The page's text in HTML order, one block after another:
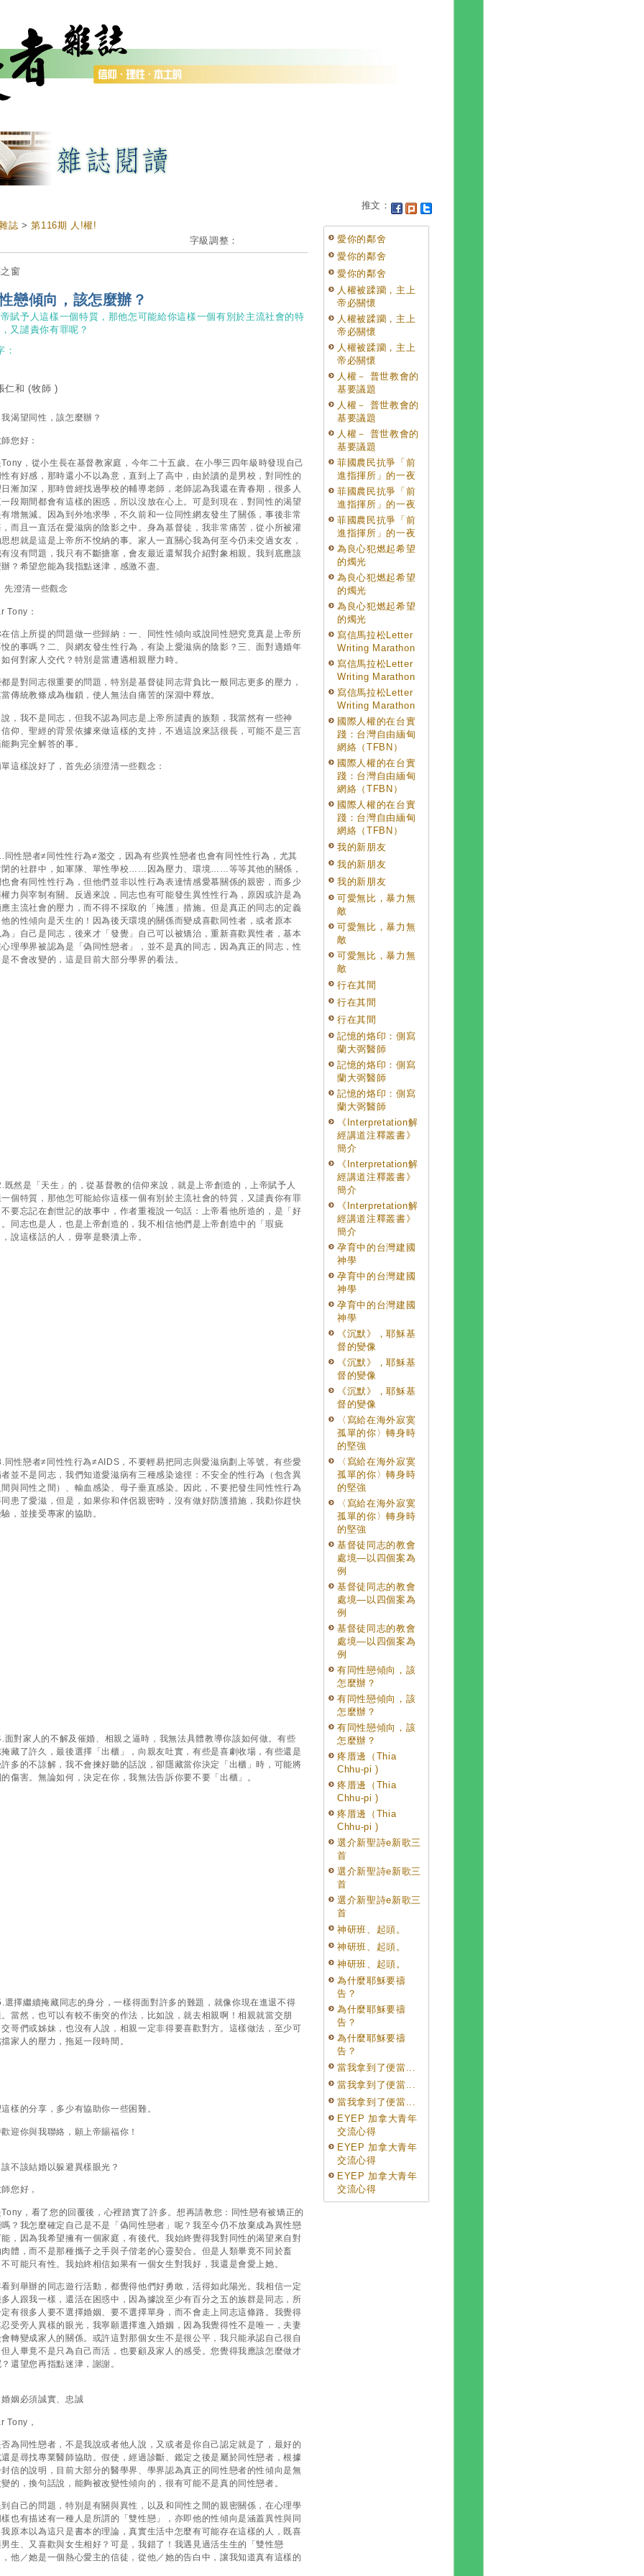
推文：
誌 >第116期 人!權!
字級調整：
窗
戀傾向，該怎麼辦？
賦予人這樣一個特質，那他怎可能給你這樣一個有別於主流社會的特
又譴責你有罪呢？
：
仁和(牧師 )
我渴望同性，該怎麼辦？
您好：
，從小生長在基督教家庭，今年二十五歲。在小學三四年級時發現自己
有好感，那時還小不以為意，直到上了高中，由於讀的是男校，對同性的
漸加深，那時曾經找過學校的輔導老師，老師認為我還在青春期，很多人
段期間都會有這樣的困惑，所以沒放在心上。可是到現在，對同性的渴望
增無減。因為到外地求學，不久前和一位同性網友發生了關係，事後非常
而且一直活在愛滋病的陰影之中。身為基督徒，我非常痛苦，從小所被灌
想就是這是上帝所不悅納的事。家人一直關心我為何至今仍未交過女友，
有沒有問題，我只有不斷搪塞，會友最近還幫我介紹對象相親。我到底應該
？希望您能為我指點迷津，感激不盡。
先澄清一些觀念
Tony：
信上所提的問題做一些歸納：一、同性性傾向或說同性戀究竟真是上帝所
的事嗎？二、與網友發生性行為，有染上愛滋病的陰影？三、面對適婚年
何對家人交代？特別是當遭遇相親壓力時。
是對同志很重要的問題，特別是基督徒同志背負比一般同志更多的壓力，
傳統教條成為枷鎖，使人無法自痛苦的深淵中釋放。
，我不是同志，但我不認為同志是上帝所譴責的族類，我當然有一些神
仰、聖經的背景依據來做這樣的支持，不過這說來話很長，可能不是三言
夠完全解答的事。
這樣說好了，首先必須澄清一些觀念：
同性戀者≠同性性行為≠濫交，因為有些異性戀者也會有同性性行為，尤其
閉的社群中，如軍隊、單性學校……因為壓力、環境……等等其他的關係，
會有同性性行為，但他們並非以性行為表達情感愛慕關係的親密，而多少
力與宰制有關。反過來說，同志也有可能發生異性性行為，原因或許是為
應主流社會的壓力，而不得不採取的「掩護」措施。但是真正的同志的定義
的性傾向是天生的！因為後天環境的關係而變成喜歡同性者，或者原本
為」自己是同志，後來才「發覺」自己可以被矯治，重新喜歡異性者，基本
理學界被認為是「偽同性戀者」，並不是真的同志，因為真正的同志，性
不會改變的，這是目前大部分學界的看法。
既然是「天生」的，從基督教的信仰來說，就是上帝創造的，上帝賦予人
個特質，那他怎可能給你這樣一個有別於主流社會的特質，又譴責你有罪
要忘記在創世記的故事中，作者重複說一句話：上帝看他所造的，是「好
同志也是人，也是上帝創造的，我不相信他們是上帝創造中的「瑕疵
說這樣話的人，毋寧是褻瀆上帝。
同性戀者≠同性性行為≠AIDS，不要輕易把同志與愛滋病劃上等號。有些愛
並不是同志，我們知道愛滋病有三種感染途徑：不安全的性行為（包含異
與同性之間）、輸血感染、母子垂直感染。因此，不要把發生同性性行為
患了愛滋，但是，如果你和伴侶親密時，沒有做好防護措施，我勸你趕快
，並接受專家的協助。
面對家人的不解及催婚、相親之逼時，我無法具體教導你該如何做。有些
掩藏了許久，最後選擇「出櫃」，向親友吐實，有些是喜劇收場，有些還是
多的不諒解，我不會揀好聽的話說，卻隱藏當你決定「出櫃」時，可能將
傷害。無論如何，決定在你，我無法告訴你要不要「出櫃」。
選擇繼續掩藏同志的身分，一樣得面對許多的難題，就像你現在進退不得
當然，也可以有較不衝突的作法，比如說，就去相親啊！相親就當交朋
哥們或姊妹，也沒有人說，相親一定非得要喜歡對方。這樣做法，至少可
擋家人的壓力，拖延一段時間。
樣的分享，多少有協助你一些困難。
迎你與我聯絡，願上帝賜福你！
該不該結婚以躲避異樣眼光？
您好，
，看了您的回覆後，心裡踏實了許多。想再請教您：同性戀有被矯正的
？我怎麼確定自己是不是「偽同性戀者」呢？我至今仍不放棄成為異性戀
，因為我希望擁有一個家庭，有後代。我始終覺得我對同性的渴望來自對
體，而不是那種攜子之手與子偕老的心靈契合。但是人類畢竟不同於畜
可能只有性。我始終相信如果有一個女生對我好，我還是會愛上她。
到舉辦的同志遊行活動，都覺得他們好勇敢，活得如此陽光。我相信一定
人跟我一樣，還活在困惑中，因為據說至少有百分之五的族群是同志，所
定有很多人要不選擇婚姻、要不選擇單身，而不會走上同志這條路。我覺得
受旁人異樣的眼光，我寧願選擇進入婚姻，因為我覺得性不是唯一，夫妻
轉變成家人的關係。或許這對那個女生不是很公平，我只能承認自己很自
人畢竟不是只為自己而活，也要顧及家人的感受。您覺得我應該怎麼做才
？還望您再指點迷津，謝謝。
姻必須誠實、忠誠
Tony，
為同性戀者，不是我說或者他人說，又或者是你自己認定就是了，最好的
是尋找專業醫師協助。假使，經過診斷、鑑定之後是屬於同性戀者，根據
信的說明，目前大部分的醫學界、學界認為真正的同性戀者的性傾向是無
的，換句話說，能夠被改變性傾向的，很有可能不是真的同性戀者。
自己的問題，特別是有關與異性，以及和同性之間的親密關係，在心理學
也有描述有一種人是所謂的「雙性戀」，亦即他的性傾向是涵蓋異性與同
原本以為這只是書本的理論，真實生活中怎麼有可能存在這樣的人，既喜
生、又喜歡與女生相好？可是，我錯了！我遇見過活生生的「雙性戀
他／她是一個熱心愛主的信徒，從他／她的告白中，讓我知道真有這樣的
愛你的鄰舍
愛你的鄰舍
愛你的鄰舍
人權被蹂躪，主上
帝必關懷
人權被蹂躪，主上
帝必關懷
人權被蹂躪，主上
帝必關懷
人權－ 普世教會的
基要議題
人權－ 普世教會的
基要議題
人權－ 普世教會的
基要議題
菲國農民抗爭「前
進指揮所」的一夜
菲國農民抗爭「前
進指揮所」的一夜
菲國農民抗爭「前
進指揮所」的一夜
為良心犯燃起希望
的燭光
為良心犯燃起希望
的燭光
為良心犯燃起希望
的燭光
寫信馬拉松Letter
Writing Marathon
寫信馬拉松Letter
Writing Marathon
寫信馬拉松Letter
Writing Marathon
國際人權的在台實
踐：台灣自由緬甸
網絡（TFBN）
國際人權的在台實
踐：台灣自由緬甸
網絡（TFBN）
國際人權的在台實
踐：台灣自由緬甸
網絡（TFBN）
我的新朋友
我的新朋友
我的新朋友
可愛無比，暴力無
敵
可愛無比，暴力無
敵
可愛無比，暴力無
敵
行在其間
行在其間
行在其間
記憶的烙印：側寫
蘭大弼醫師
記憶的烙印：側寫
蘭大弼醫師
記憶的烙印：側寫
蘭大弼醫師
《Interpretation解
經講道注釋叢書》
簡介
《Interpretation解
經講道注釋叢書》
簡介
《Interpretation解
經講道注釋叢書》
簡介
孕育中的台灣建國
神學
孕育中的台灣建國
神學
孕育中的台灣建國
神學
《沉默》，耶穌基
督的變像
《沉默》，耶穌基
督的變像
《沉默》，耶穌基
督的變像
〈寫給在海外寂寞
孤單的你〉轉身時
的堅強
〈寫給在海外寂寞
孤單的你〉轉身時
的堅強
〈寫給在海外寂寞
孤單的你〉轉身時
的堅強
基督徒同志的教會
處境—以四個案為
例
基督徒同志的教會
處境—以四個案為
例
基督徒同志的教會
處境—以四個案為
例
有同性戀傾向，該
怎麼辦？
有同性戀傾向，該
怎麼辦？
有同性戀傾向，該
怎麼辦？
疼厝邊（Thia
Chhu-pi )
疼厝邊（Thia
Chhu-pi )
疼厝邊（Thia
Chhu-pi )
選介新聖詩e新歌三
首
選介新聖詩e新歌三
首
選介新聖詩e新歌三
首
神研班、起頭。
神研班、起頭。
神研班、起頭。
為什麼耶穌要禱
告？
為什麼耶穌要禱
告？
為什麼耶穌要禱
告？
當我拿到了便當...
當我拿到了便當...
當我拿到了便當...
EYEP 加拿大青年
交流心得
EYEP 加拿大青年
交流心得
EYEP 加拿大青年
交流心得